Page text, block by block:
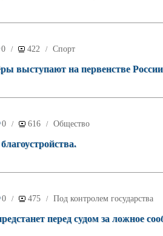
0 / 422 / Спорт
выступают на первенстве
0 / 616 / Общество
0 / 475 / Под контролем государства
перед судом за ложное